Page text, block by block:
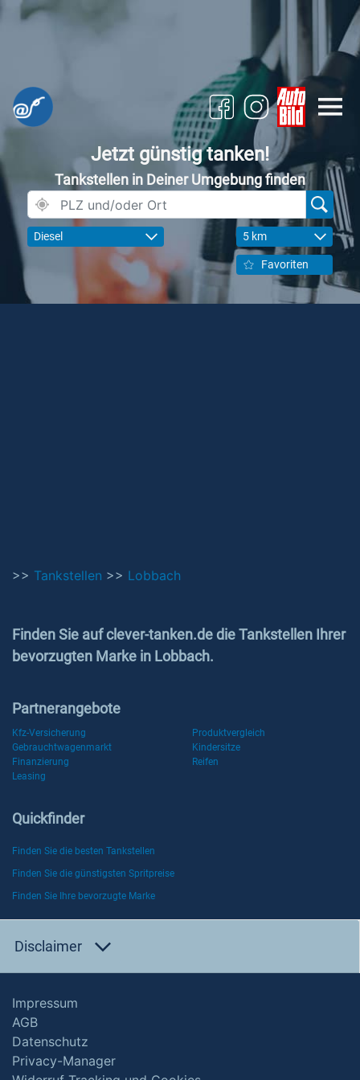
Jetzt günstig tanken!
Tankstellen in Deiner Umgebung finden
Diesel 5 km
Favoriten
>> Tankstellen >> Lobbach
Finden Sie auf clever-tanken.de die Tankstellen Ihrer
bevorzugten Marke in Lobbach.
Partnerangebote
Kfz-Versicherung
Produktvergleich
Gebrauchtwagenmarkt
Kindersitze
Finanzierung
Reifen
Leasing
Quickfinder
Finden Sie die besten Tankstellen
Finden Sie die günstigsten Spritpreise
Finden Sie Ihre bevorzugte Marke
Disclaimer
Impressum
AGB
Datenschutz
Privacy-Manager